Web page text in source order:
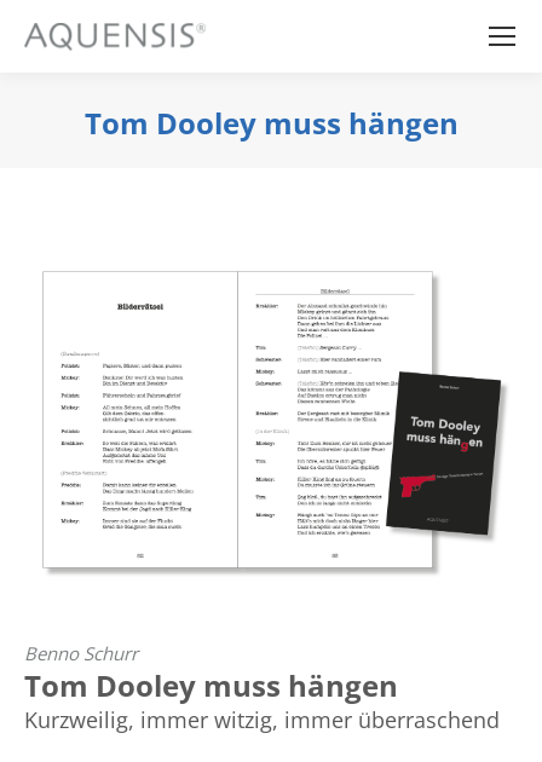
Tom Dooley muss hängen
Benno Schurr
Tom Dooley muss hängen
Kurzweilig, immer witzig, immer überraschend